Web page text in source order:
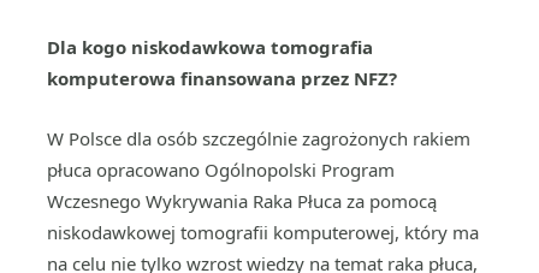
Dla kogo niskodawkowa tomografia
komputerowa finansowana przez NFZ?
W Polsce dla osób szczególnie zagrożonych rakiem
płuca opracowano Ogólnopolski Program
Wczesnego Wykrywania Raka Płuca za pomocą
niskodawkowej tomografii komputerowej, który ma
na celu nie tylko wzrost wiedzy na temat raka płuca,